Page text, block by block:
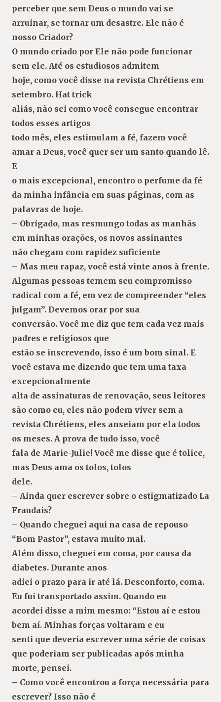
perceber que sem Deus o mundo vai se
arruinar, se tornar um desastre. Ele não é
nosso Criador?
O mundo criado por Ele não pode funcionar
sem ele. Até os estudiosos admitem
hoje, como você disse na revista Chrétiens em
setembro. Hat trick
aliás, não sei como você consegue encontrar
todos esses artigos
todo mês, eles estimulam a fé, fazem você
amar a Deus, você quer ser um santo quando lê.
E
o mais excepcional, encontro o perfume da fé
da minha infância em suas páginas, com as
palavras de hoje.
– Obrigado, mas resmungo todas as manhãs
em minhas orações, os novos assinantes
não chegam com rapidez suficiente
– Mas meu rapaz, você está vinte anos à frente.
Algumas pessoas temem seu compromisso
radical com a fé, em vez de compreender “eles
julgam”. Devemos orar por sua
conversão. Você me diz que tem cada vez mais
padres e religiosos que
estão se inscrevendo, isso é um bom sinal. E
você estava me dizendo que tem uma taxa
excepcionalmente
alta de assinaturas de renovação, seus leitores
são como eu, eles não podem viver sem a
revista Chrétiens, eles anseiam por ela todos
os meses. A prova de tudo isso, você
fala de Marie-Julie! Você me disse que é tolice,
mas Deus ama os tolos, tolos
dele.
– Ainda quer escrever sobre o estigmatizado La
Fraudais?
– Quando cheguei aqui na casa de repouso
“Bom Pastor”, estava muito mal.
Além disso, cheguei em coma, por causa da
diabetes. Durante anos
adiei o prazo para ir até lá. Desconforto, coma.
Eu fui transportado assim. Quando eu
acordei disse a mim mesmo: “Estou aí e estou
bem aí. Minhas forças voltaram e eu
senti que deveria escrever uma série de coisas
que poderiam ser publicadas após minha
morte, pensei.
– Como você encontrou a força necessária para
escrever? Isso não é